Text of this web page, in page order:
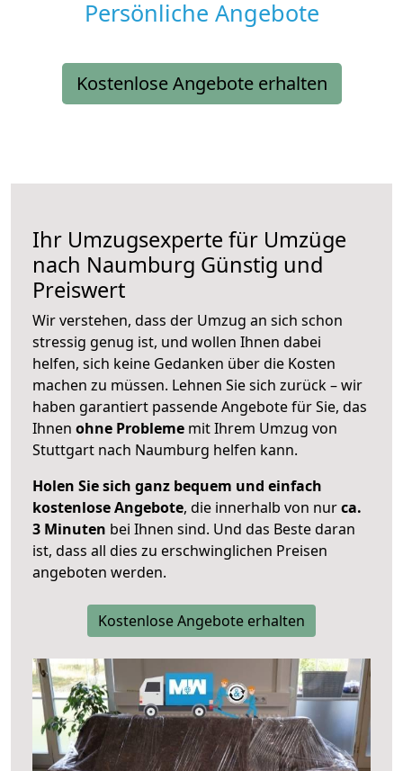
Persönliche Angebote
Kostenlose Angebote erhalten
Ihr Umzugsexperte für Umzüge
nach Naumburg Günstig und
Preiswert
Wir verstehen, dass der Umzug an sich schon
stressig genug ist, und wollen Ihnen dabei
helfen, sich keine Gedanken über die Kosten
machen zu müssen. Lehnen Sie sich zurück – wir
haben garantiert passende Angebote für Sie, das
Ihnen ohne Probleme mit Ihrem Umzug von
Stuttgart nach Naumburg helfen kann.
Holen Sie sich ganz bequem und einfach
kostenlose Angebote, die innerhalb von nurca.
3 Minuten bei Ihnen sind. Und das Beste daran
ist, dass all dies zu erschwinglichen Preisen
angeboten werden.
Kostenlose Angebote erhalten